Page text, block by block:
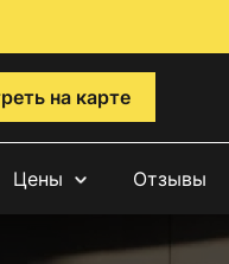
на карте
Цены Отзывы